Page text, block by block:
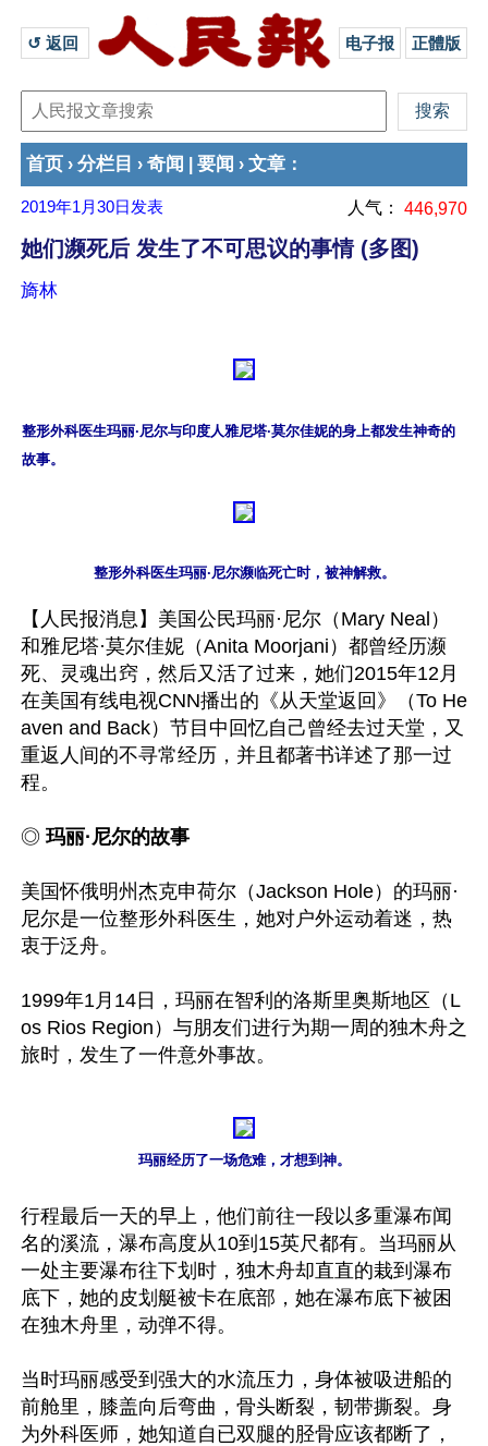
↺ 返回 电子报 正體版
首页 › 分栏目 › 奇闻 要闻 › 文章 ：
2019年1月30日 发表 人气： 446,970
她们濒死后 发生了不可思议的事情 (多图)
旖林
整形外科医生玛丽·尼尔与印度人雅尼塔·莫尔佳妮的身上都发生神奇的
故事。
整形外科医生玛丽·尼尔濒临死亡时，被神解救。
【人民报消息】美国公民玛丽·尼尔（Mary Neal）
和雅尼塔·莫尔佳妮（Anita Moorjani）都曾经历濒
死、灵魂出窍，然后又活了过来，她们2015年12月
在美国有线电视CNN播出的《从天堂返回》（To He
aven and Back）节目中回忆自己曾经去过天堂，又
重返人间的不寻常经历，并且都著书详述了那一过
程。
◎ 玛丽·尼尔的故事
美国怀俄明州杰克申荷尔（Jackson Hole）的玛丽·
尼尔是一位整形外科医生，她对户外运动着迷，热
衷于泛舟。
1999年1月14日，玛丽在智利的洛斯里奥斯地区（L
os Rios Region）与朋友们进行为期一周的独木舟之
旅时，发生了一件意外事故。
玛丽经历了一场危难，才想到神。
行程最后一天的早上，他们前往一段以多重瀑布闻
名的溪流，瀑布高度从10到15英尺都有。当玛丽从
一处主要瀑布往下划时，独木舟却直直的栽到瀑布
底下，她的皮划艇被卡在底部，她在瀑布底下被困
在独木舟里，动弹不得。
当时玛丽感受到强大的水流压力，身体被吸进船的
前舱里，膝盖向后弯曲，骨头断裂，韧带撕裂。身
为外科医师，她知道自已双腿的胫骨应该都断了，